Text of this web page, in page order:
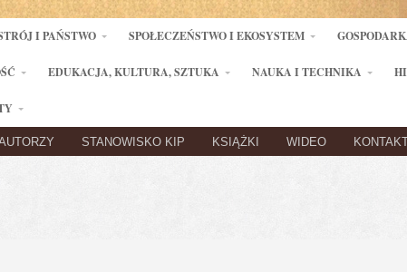
I PAŃSTWO SPOŁECZEŃSTWO I EKOSYSTEM
EDUKACJA, KULTURA, SZTUKA NAUKA I TECHNIKA
STANOWISKO KIP KSIĄŻKI WIDEO